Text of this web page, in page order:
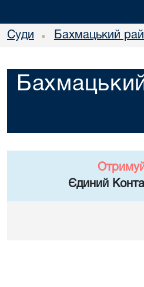
Суди • Бахмацький
Єдиний